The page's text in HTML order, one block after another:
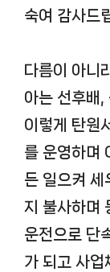
숙여 감사드
다름이 아니
아는 선후배,
이렇게 탄원
를 운영하며
든 일으켜 세
지 불사하며
운전으로 단
가 되고 사업